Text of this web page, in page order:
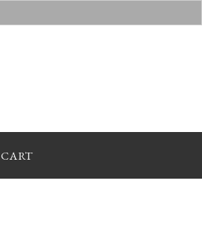
CART